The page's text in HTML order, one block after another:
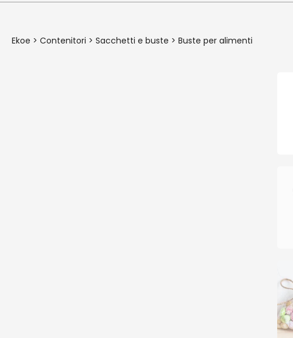
Ekoe > Contenitori > Sacchetti e buste > Buste per alimenti